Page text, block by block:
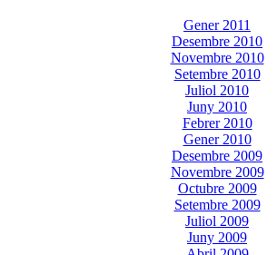
Gener 2011
Desembre 2010
Novembre 2010
Setembre 2010
Juliol 2010
Juny 2010
Febrer 2010
Gener 2010
Desembre 2009
Novembre 2009
Octubre 2009
Setembre 2009
Juliol 2009
Juny 2009